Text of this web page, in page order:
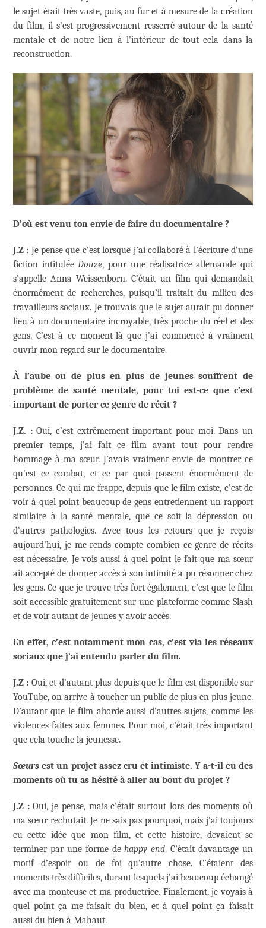
le sujet était très vaste, puis, au fur et à mesure de la création
du film, il s’est progressivement resserré autour de la santé
mentale et de notre lien à l’intérieur de tout cela dans la
reconstruction.
D’où est venu ton envie de faire du documentaire ?
J.Z : Je pense que c’est lorsque j’ai collaboré à l’écriture d’une
fiction intituléeDouze, pour une réalisatrice allemande qui
s’appelle Anna Weissenborn. C’était un film qui demandait
énormément de recherches, puisqu’il traitait du milieu des
travailleurs sociaux. Je trouvais que le sujet aurait pu donner
lieu à un documentaire incroyable, très proche du réel et des
gens. C’est à ce moment-là que j’ai commencé à vraiment
ouvrir mon regard sur le documentaire.
À l’aube ou de plus en plus de jeunes souffrent de
problème de santé mentale, pour toi est-ce que c’est
important de porter ce genre de récit ?
J.Z. :Oui, c’est extrêmement important pour moi. Dans un
premier temps, j’ai fait ce film avant tout pour rendre
hommage à ma sœur. J’avais vraiment envie de montrer ce
qu’est ce combat, et ce par quoi passent énormément de
personnes. Ce qui me frappe, depuis que le film existe, c’est de
voir à quel point beaucoup de gens entretiennent un rapport
similaire à la santé mentale, que ce soit la dépression ou
d’autres pathologies. Avec tous les retours que je reçois
aujourd’hui, je me rends compte combien ce genre de récits
est nécessaire. Je vois aussi à quel point le fait que ma sœur
ait accepté de donner accès à son intimité a pu résonner chez
les gens. Ce que je trouve très fort également, c’est que le film
soit accessible gratuitement sur une plateforme comme Slash
et de voir autant de jeunes y avoir accès.
En effet, c’est notamment mon cas, c’est via les réseaux
sociaux que j’ai entendu parler du film.
J.Z : Oui, et d’autant plus depuis que le film est disponible sur
YouTube, on arrive à toucher un public de plus en plus jeune.
D’autant que le film aborde aussi d’autres sujets, comme les
violences faites aux femmes. Pour moi, c’était très important
que cela touche la jeunesse.
Sœurs est un projet assez cru et intimiste. Y a-t-il eu des
moments où tu as hésité à aller au bout du projet ?
J.Z :Oui, je pense, mais c’était surtout lors des moments où
ma sœur rechutait. Je ne sais pas pourquoi, mais j’ai toujours
eu cette idée que mon film, et cette histoire, devaient se
terminer par une forme dehappy end. C’était davantage un
motif d’espoir ou de foi qu’autre chose. C’étaient des
moments très difficiles, durant lesquels j’ai beaucoup échangé
avec ma monteuse et ma productrice. Finalement, je voyais à
quel point ça me faisait du bien, et à quel point ça faisait
aussi du bien à Mahaut.